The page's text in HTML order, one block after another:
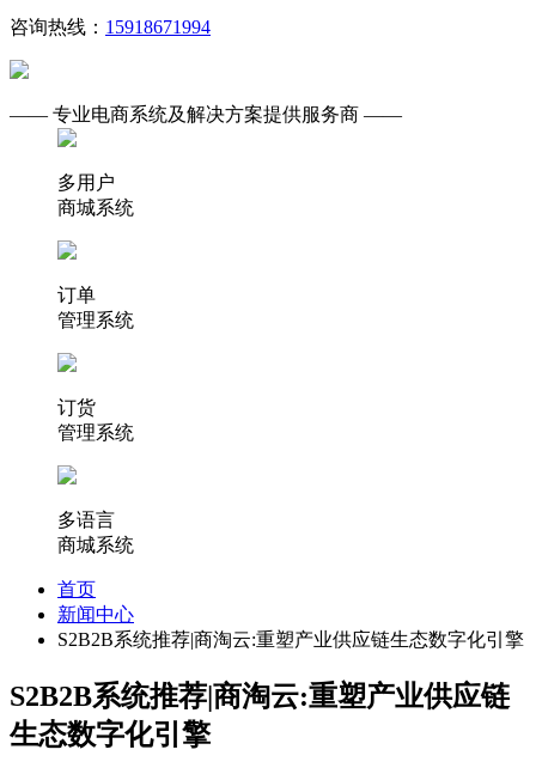
咨询热线： 15918671994
—— 专业电商系统及解决方案提供服务商 ——
多用户
商城系统
订单
管理系统
订货
管理系统
多语言
商城系统
首页
新闻中心
S2B2B系统推荐|商淘云:重塑产业供应链生态数字化引擎
S2B2B系统推荐|商淘云:重塑产业供应链
生态数字化引擎